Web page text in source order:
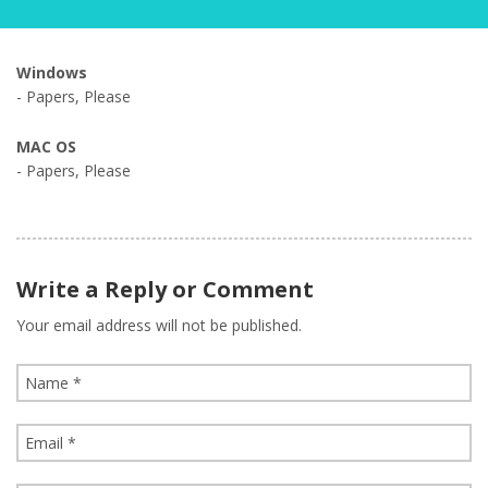
Windows
- Papers, Please
MAC OS
- Papers, Please
Write a Reply or Comment
Your email address will not be published.